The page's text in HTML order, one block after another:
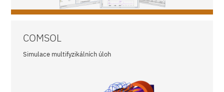
COMSOL
Simulace multifyzikálních úloh